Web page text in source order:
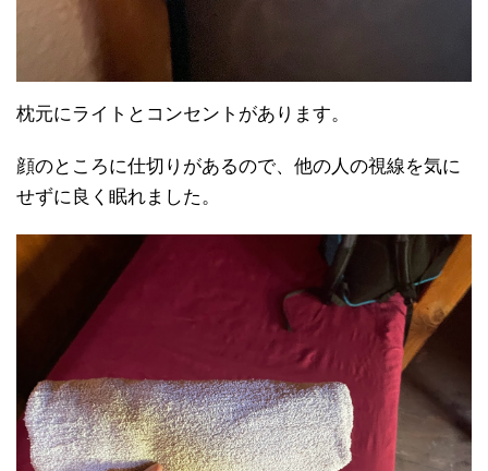
枕元にライトとコンセントがあります。
顔のところに仕切りがあるので、他の人の視線を気に
せずに良く眠れました。